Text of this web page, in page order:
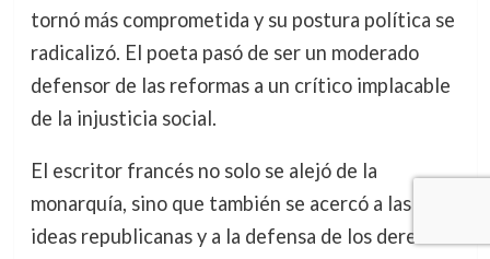
tornó más comprometida y su postura política se
radicalizó. El poeta pasó de ser un moderado
defensor de las reformas a un crítico implacable
de la injusticia social.
El escritor francés no solo se alejó de la
monarquía, sino que también se acercó a las
ideas republicanas y a la defensa de los derechos